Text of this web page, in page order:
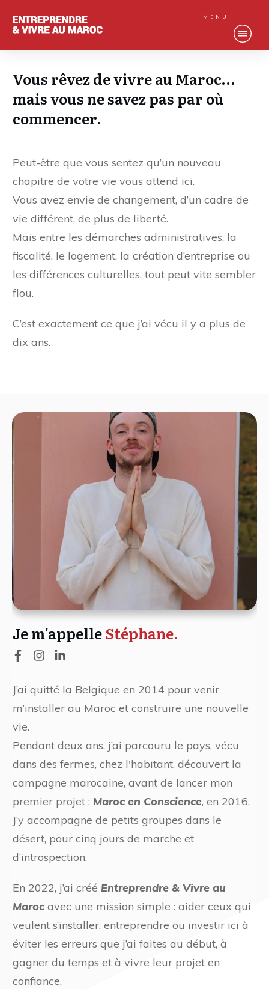
MENU
Vous rêvez de vivre au Maroc…
mais vous ne savez pas par où
commencer.
Peut-être que vous sentez qu’un nouveau
chapitre de votre vie vous attend ici.
Vous avez envie de changement, d’un cadre de
vie différent, de plus de liberté.
Mais entre les démarches administratives, la
fiscalité, le logement, la création d’entreprise ou
les différences culturelles, tout peut vite sembler
flou.
C’est exactement ce que j’ai vécu il y a plus de
dix ans.
Je m'appelleStéphane.
J’ai quitté la Belgique en 2014 pour venir
m’installer au Maroc et construire une nouvelle
vie.
Pendant deux ans, j’ai parcouru le pays, vécu
dans des fermes, chez l'habitant, découvert la
campagne marocaine, avant de lancer mon
premier projet : Maroc en Conscience, en 2016.
J’y accompagne de petits groupes dans le
désert, pour cinq jours de marche et
d’introspection.
En 2022, j’ai créé Entreprendre & Vivre au
Maroc avec une mission simple : aider ceux qui
veulent s’installer, entreprendre ou investir ici à
éviter les erreurs que j’ai faites au début, à
gagner du temps et à vivre leur projet en
confiance.